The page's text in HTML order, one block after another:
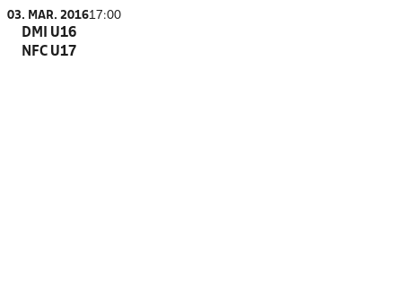
03. MAR. 201617:00
DMI U16
NFC U17